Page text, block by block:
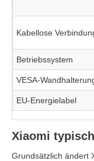
Kabellose
Betriebssystem
VESA-
EU-Energielabel
Xiaomi
Grundsätzlich ändert